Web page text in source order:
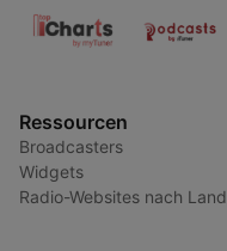
Ressourcen
Broadcasters
Widgets
Radio-Websites nach Land